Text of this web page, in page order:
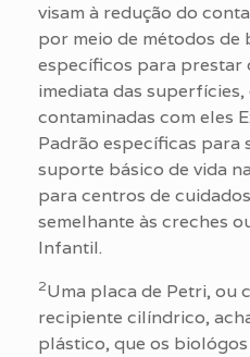
visam à redução do
por meio de métodos
específicos para prestar
imediata das
contaminadas com eles
Padrão específicas para
suporte básico de vida
para centros de
semelhante às creches
Infantil.
2Uma placa de Petri, ou
recipiente cilíndrico,
plástico, que os